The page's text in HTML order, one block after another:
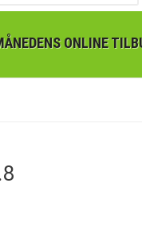
ONLINE